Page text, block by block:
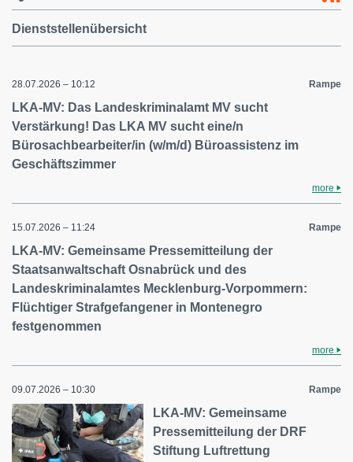
Dienststellenübersicht
28.07.2026 – 10:12 Rampe
LKA-MV: Das Landeskriminalamt MV sucht
Verstärkung! Das LKA MV sucht eine/n
Bürosachbearbeiter/in (w/m/d) Büroassistenz im
Geschäftszimmer
more
15.07.2026 – 11:24 Rampe
LKA-MV: Gemeinsame Pressemitteilung der
Staatsanwaltschaft Osnabrück und des
Landeskriminalamtes Mecklenburg-Vorpommern:
Flüchtiger Strafgefangener in Montenegro
festgenommen
more
09.07.2026 – 10:30 Rampe
LKA-MV: Gemeinsame
Pressemitteilung der DRF
Stiftung Luftrettung